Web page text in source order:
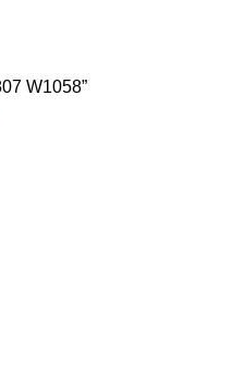
W1058”